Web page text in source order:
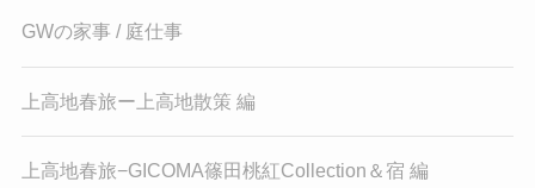
GWの家事 / 庭仕事
上高地春旅ー上高地散策 編
上高地春旅−GICOMA篠田桃紅Collection＆宿 編